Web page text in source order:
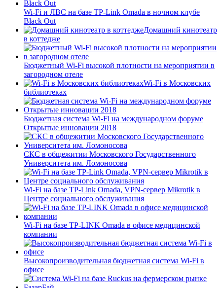
Wi-Fi и ЛВС на базе TP-Link Omada в ночном клубе
Black Out
Домашний кинотеатр
в коттедже
Бюджетный Wi-Fi высокой плотности на мероприятии в
загородном отеле
Wi-Fi в Московских
библиотеках
Бюджетная система Wi-Fi на международном форуме
Открытые инновации 2018
СКС в общежитии Московского Государственного
Университета им. Ломоносова
Wi-Fi на базе TP-Link Omada, VPN-сервер Mikrotik в
Центре социального обслуживания
Wi-Fi на базе TP-LINK Omada в офисе медицинской
компании
Высокопроизводительная бюджетная система Wi-Fi в
офисе